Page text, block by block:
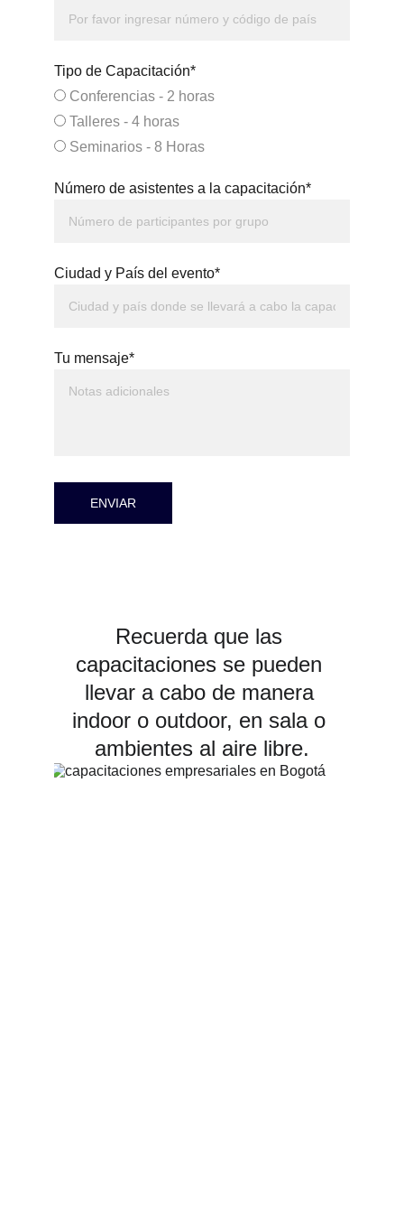
Tipo de Capacitación*
Conferencias - 2 horas
Talleres - 4 horas
Seminarios - 8 Horas
Número de asistentes a la capacitación*
Ciudad y País del evento*
Tu mensaje*
ENVIAR
Recuerda que las
capacitaciones se pueden
llevar a cabo de manera
indoor o outdoor, en sala o
ambientes al aire libre.